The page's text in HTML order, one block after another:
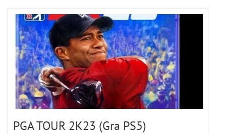
PGA TOUR 2K23 (Gra PS5)